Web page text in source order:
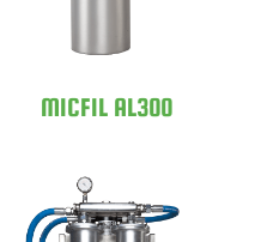
MICFIL AL300